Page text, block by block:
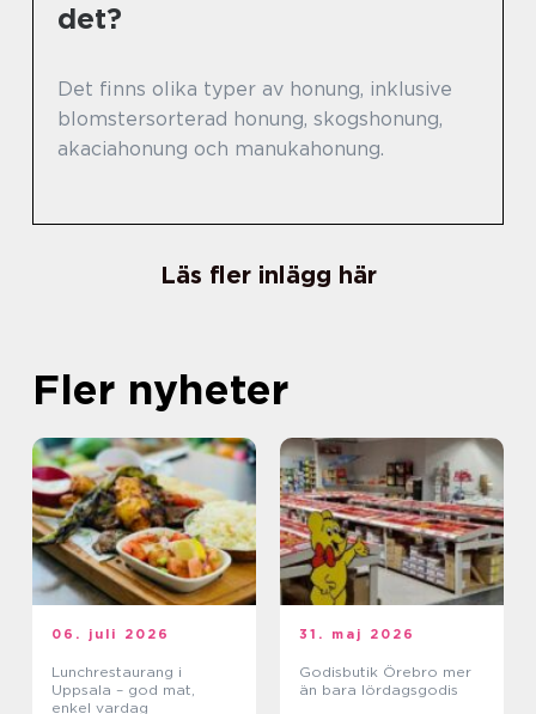
det?
Det finns olika typer av honung, inklusive
blomstersorterad honung, skogshonung,
akaciahonung och manukahonung.
Läs fler inlägg här
Fler nyheter
06. juli 2026
Lunchrestaurang i
Uppsala – god mat,
enkel vardag
31. maj 2026
Godisbutik Örebro mer
än bara lördagsgodis